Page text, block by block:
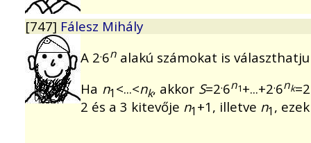
[747] Fálesz Mihály
A 2.6n alakú számokat is
Ha n1 <...<nk, akkor S=2.6n1+...+2.6nk=2
2 és a 3 kitevője n1 +1, illetve n1 ,